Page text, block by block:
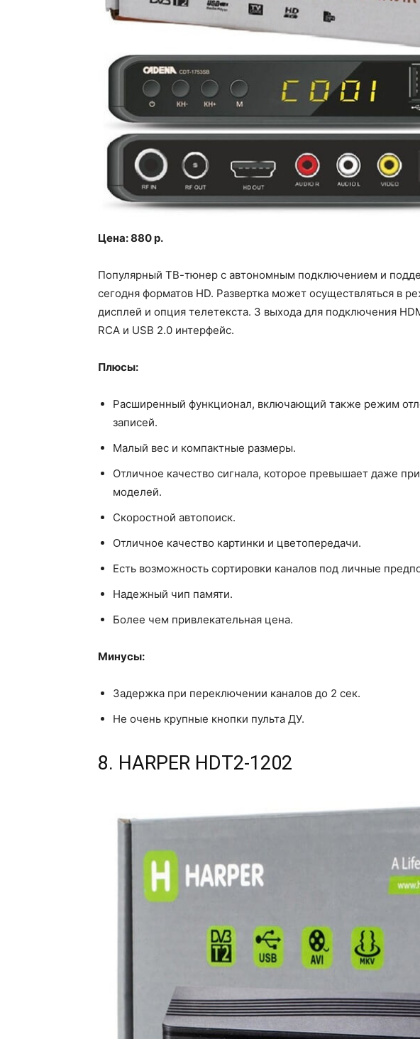
Цена: 880 р.
Популярный ТВ-тюнер с автономным подключением и
сегодня форматов HD. Развертка может осуществляться в
дисплей и опция телетекста. 3 выхода для подключения
RCA и USB 2.0 интерфейс.
Плюсы:
Расширенный функционал, включающий также режим
записей.
Малый вес и компактные размеры.
Отличное качество сигнала, которое превышает даже
моделей.
Скоростной автопоиск.
Отличное качество картинки и цветопередачи.
Есть возможность сортировки каналов под личные
Надежный чип памяти.
Более чем привлекательная цена.
Минусы:
Задержка при переключении каналов до 2 сек.
Не очень крупные кнопки пульта ДУ.
8. HARPER HDT2-1202